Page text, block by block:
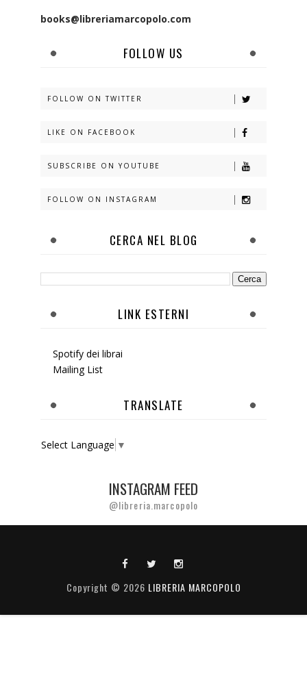
books@libreriamarcopolo.com
FOLLOW US
FOLLOW ON TWITTER
LIKE ON FACEBOOK
SUBSCRIBE ON YOUTUBE
FOLLOW ON INSTAGRAM
CERCA NEL BLOG
LINK ESTERNI
Spotify dei librai
Mailing List
TRANSLATE
Select Language ▼
INSTAGRAM FEED
@libreria.marcopolo
Copyright © 2026 LIBRERIA MARCOPOLO